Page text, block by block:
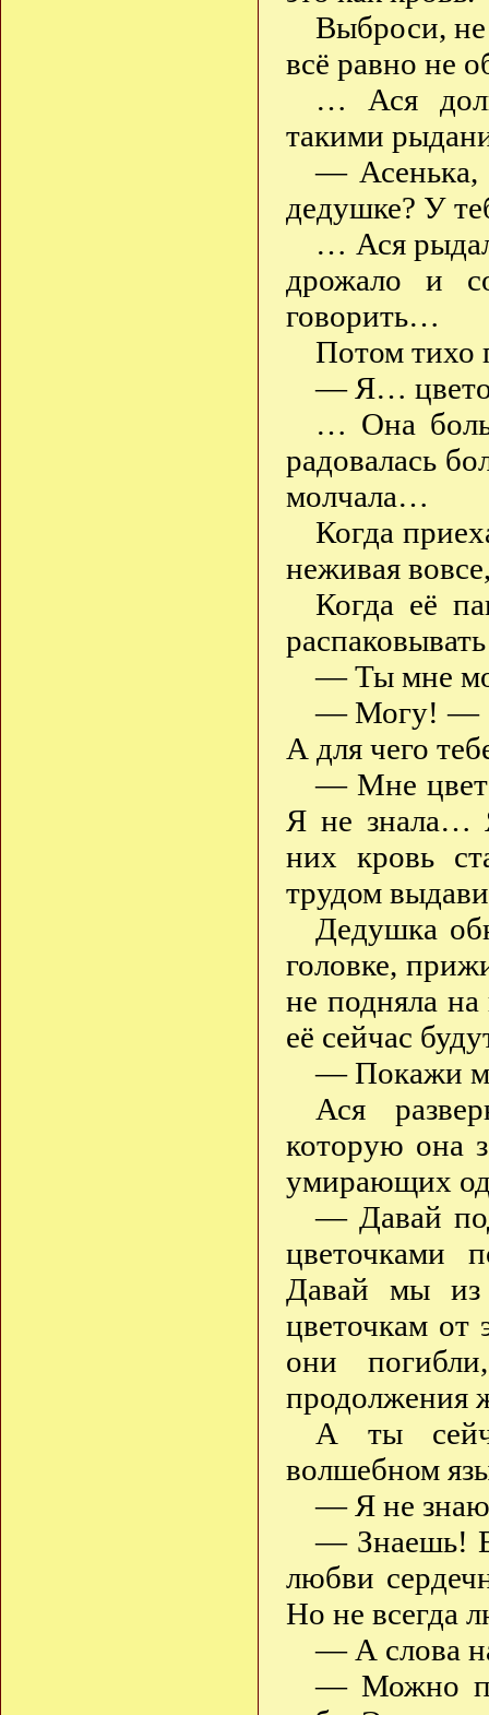
Выброси,
всё равно не
… Ася
такими
— Асенька,
дедушке? У
… Ася
дрожало и
говорить…
Потом тихо
— Я…
… Она
радовалась
молчала…
Когда
неживая
Когда её
— Ты мне
— Могу! — с
А для чего
— Мне
Я не знала…
них кровь
трудом
Дедушка
головке,
не подняла на
её сейчас
— Покажи
Ася
которую она
умирающих
— Давай
цветочками
Давай мы из
цветочкам от
они
продолжения
А ты
волшебном
— Я не знаю
— Знаешь!
любви
Но не всегда
— А слова
— Можно